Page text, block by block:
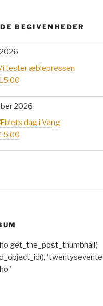
BEGIVENHEDER
tester æblepressen
2026
dag i Vang
get_the_post_thumbnail(
'